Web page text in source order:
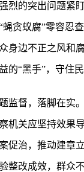
烈的突出问题紧
蝇贪蚁腐”零容忍
身边不正之风和
的“黑手”，守住
监督，落脚在实
机关应坚持效果
促治，推动建章
整改成效，群众